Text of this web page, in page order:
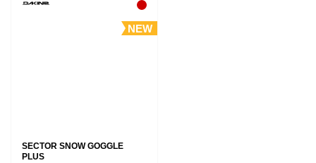
NEW
SECTOR SNOW GOGGLE
PLUS